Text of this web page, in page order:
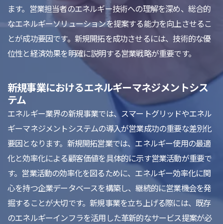
ます。営業担当者のエネルギー技術への理解を深め、総合的
なエネルギーソリューションを提案する能力を向上させるこ
とが成功要因です。新規開拓を成功させるには、技術的な優
位性と経済効果を明確に説明する営業戦略が重要です。
新規事業におけるエネルギーマネジメントシス
テム
エネルギー業界の新規事業では、スマートグリッドやエネル
ギーマネジメントシステムの導入が営業成功の重要な差別化
要因となります。新規開拓営業では、エネルギー使用の最適
化と効率化による顧客価値を具体的に示す営業活動が重要で
す。営業活動の効率化を図るために、エネルギー効率化に関
心を持つ企業データベースを構築し、継続的に営業機会を発
掘することが大切です。新規事業を立ち上げる際には、既存
のエネルギーインフラを活用した革新的なサービス提案が必